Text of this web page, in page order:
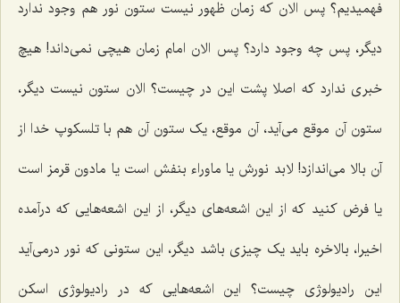
فهمیدیم؟ پس الان که زمان ظهور نیست ستون نور هم وجود ندارد
دیگر، پس چه وجود دارد؟ پس الان امام زمان هیچی نمی‌داند! هیچ
خبری ندارد که اصلا پشت‌ این در چیست؟ الان ستون نیست دیگر،
ستون آن موقع می‌آید، آن موقع، یک ستون آن هم با تلسکوپ خدا از
آن بالا می‌اندازد! لابد نورش یا ماوراء بنفش است یا مادون قرمز است
یا فرض کنید که از این اشعه‌های دیگر، از این اشعه‌هایی که درآمده
اخیرا، بالاخره باید یک چیزی باشد دیگر، این ستونی که نور درمی‌آید
این رادیولوژی چیست؟ این اشعه‌هایی که در رادیولوژی اسکن